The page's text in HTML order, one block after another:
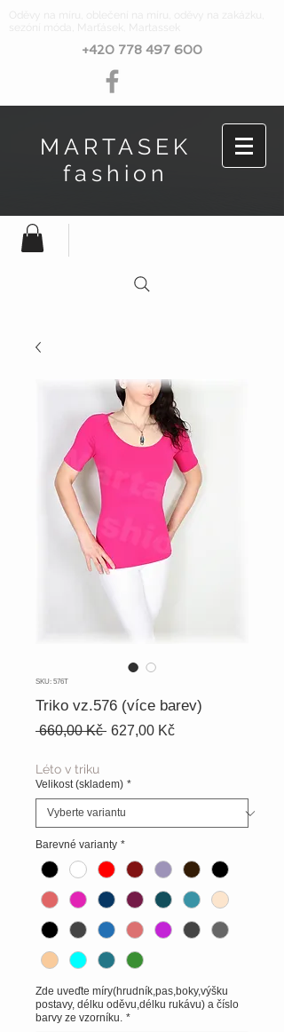
Oděvy na míru, oblečení na míru, oděvy na zakázku,
sezóní móda, Marťásek, Martassek
+420 778 497 600
MARTASEK
fashion
SKU: 576T
Triko vz.576 (více barev)
660,00 Kč Běžná
627,00 KčZvýhodněná
Léto v triku
Velikost (skladem) *
Barevné varianty *
Zde uveďte míry(hrudník,pas,boky,výšku
postavy, délku oděvu,délku rukávu) a číslo
barvy ze vzorníku. *